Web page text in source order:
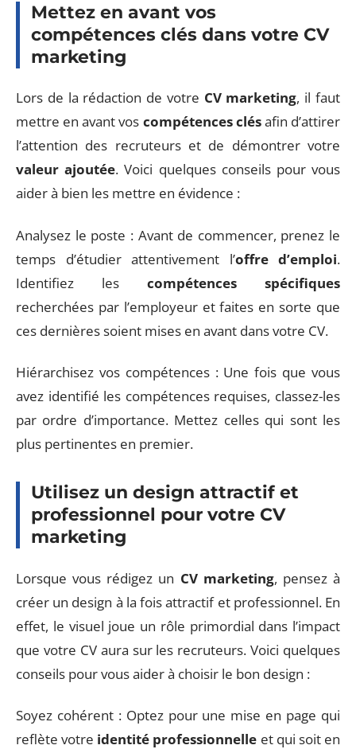
Mettez en avant vos
compétences clés dans votre CV
marketing
Lors de la rédaction de votre CV marketing, il faut
mettre en avant vos compétences clésafin d’attirer
l’attention des recruteurs et de démontrer votre
valeur ajoutée. Voici quelques conseils pour vous
aider à bien les mettre en évidence :
Analysez le poste : Avant de commencer, prenez le
temps d’étudier attentivement l’offre d’emploi.
Identifiez les compétences spécifiques
recherchées par l’employeur et faites en sorte que
ces dernières soient mises en avant dans votre CV.
Hiérarchisez vos compétences : Une fois que vous
avez identifié les compétences requises, classez-les
par ordre d’importance. Mettez celles qui sont les
plus pertinentes en premier.
Utilisez un design attractif et
professionnel pour votre CV
marketing
Lorsque vous rédigez un CV marketing, pensez à
créer un design à la fois attractif et professionnel. En
effet, le visuel joue un rôle primordial dans l’impact
que votre CV aura sur les recruteurs. Voici quelques
conseils pour vous aider à choisir le bon design :
Soyez cohérent : Optez pour une mise en page qui
reflète votre identité professionnelle et qui soit en